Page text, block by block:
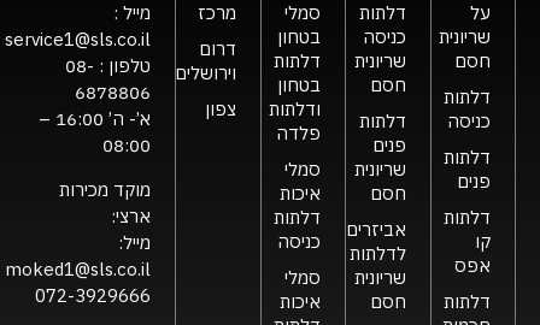
על
שריונית
חסם
דלתות
כניסה
דלתות
פנים
דלתות
קו
אפס
דלתות
דלתות
כניסה
שריונית
חסם
דלתות
פנים
שריונית
חסם
אביזרים
לדלתות
שריונית
חסם
סמלי
בטחון
דלתות
בטחון
ודלתות
פלדה
סמלי
איכות
דלתות
כניסה
סמלי
איכות
מרכז
דרום
וירושלים
צפון
מייל :
service1@sls.co.il
טלפון : 08-
6878806
א’- ה’ 16:00 –
08:00
מוקד מכירות
ארצי:
מייל:
moked1@sls.co.il
072-3929666